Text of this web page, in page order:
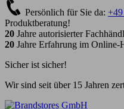
Persönlich für Sie da:
Produktberatung!
20 Jahre autorisierter
20 Jahre Erfahrung im Online-
Sicher ist sicher!
Wir sind seit über 15 Jahren